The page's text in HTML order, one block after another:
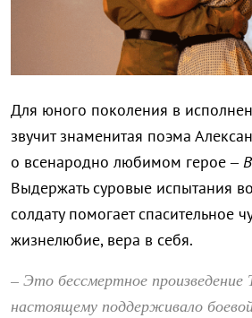
Для юного поколения в
звучит знаменитая поэма
о всенародно любимом герое –
Выдержать суровые испытания
солдату помогает спасительное
жизнелюбие, вера в себя.
– Это бессмертное произведение
настоящему поддерживало